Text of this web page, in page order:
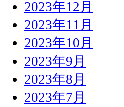
2023年12月
2023年11月
2023年10月
2023年9月
2023年8月
2023年7月